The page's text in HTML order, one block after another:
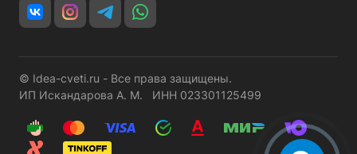
© Idea-cveti.ru - Все права защищены.
ИП Искандарова А. М. ИНН 023301125499